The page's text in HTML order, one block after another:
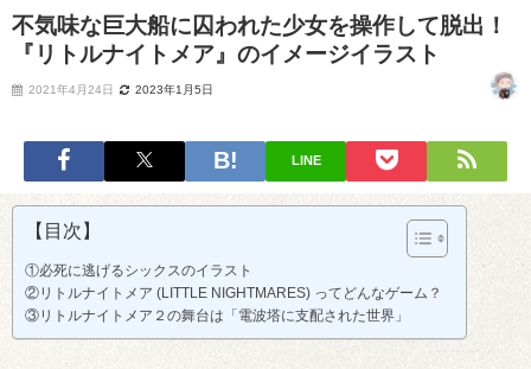
不気味な巨大船に囚われた少女を操作して脱出！
『リトルナイトメア』のイメージイラスト
2021年4月24日 2023年1月5日
LINE
【目次】
①必死に逃げるシックスのイラスト
②リトルナイトメア (LITTLE NIGHTMARES) ってどんなゲーム？
③リトルナイトメア２の舞台は「電波塔に支配された世界」